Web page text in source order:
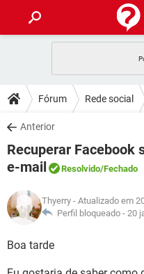
CELULAR
OUTLOOK
INSTAGRAM
GUIA DE COMPRAS
DICAS
JOGOS
OUTLOOK
GUIA DE COMPRAS
DOWNLOADS
JOGOS
CELULAR
OUTLOOK
INSTAGRAM
GUIA DE COMPRAS
FÓRUM
CELULAR
GLOSSÁRIO
JOGOS
CELULAR
OUTLOOK
Fórum Rede social
Anterior
Recuperar Facebook
e-mail
Resolvido/Fechado
Thyerry - Atualizado em
Perfil bloqueado - 20
Boa tarde